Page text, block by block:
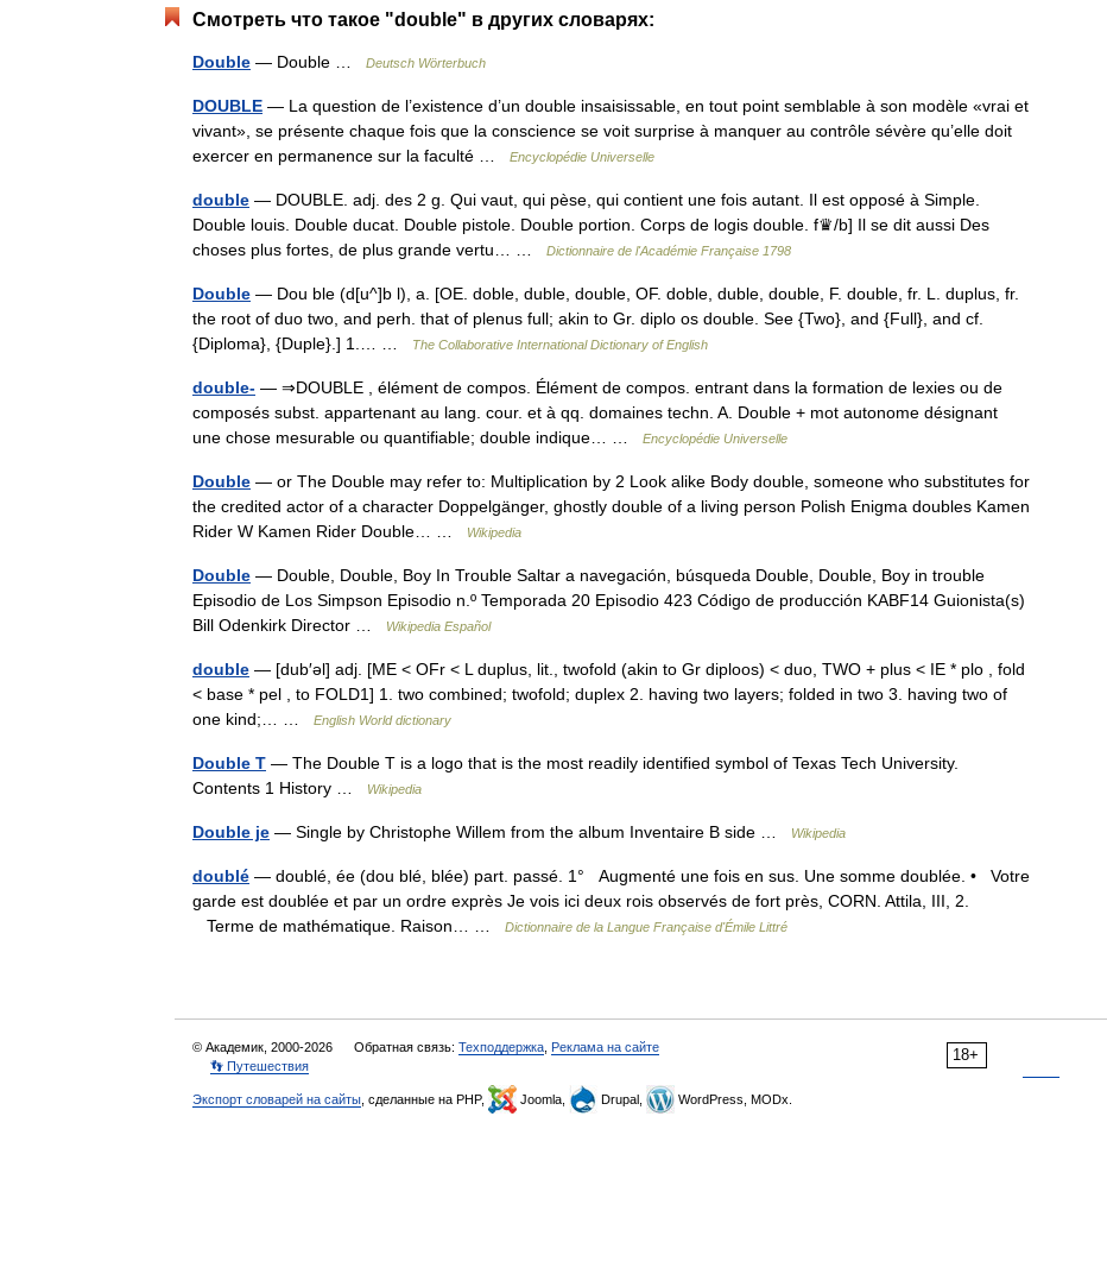
Смотреть что такое "double" в других словарях:
Double — Double … Deutsch Wörterbuch
DOUBLE — La question de l’existence d’un double insaisissable, en tout point semblable à son modèle «vrai et
vivant», se présente chaque fois que la conscience se voit surprise à manquer au contrôle sévère qu’elle doit
exercer en permanence sur la faculté …
Encyclopédie Universelle
double — DOUBLE. adj. des 2 g. Qui vaut, qui pèse, qui contient une fois autant. Il est opposé à Simple.
Double louis. Double ducat. Double pistole. Double portion. Corps de logis double. f♛/b] Il se dit aussi Des
choses plus fortes, de plus grande vertu… …
Dictionnaire de l'Académie Française 1798
Double — Dou ble (d[u^]b l), a. [OE. doble, duble, double, OF. doble, duble, double, F. double, fr. L. duplus, fr.
the root of duo two, and perh. that of plenus full; akin to Gr. diplo os double. See {Two}, and {Full}, and cf.
{Diploma}, {Duple}.] 1.… …
The Collaborative International Dictionary of English
double- — ⇒DOUBLE , élément de compos. Élément de compos. entrant dans la formation de lexies ou de
composés subst. appartenant au lang. cour. et à qq. domaines techn. A. Double + mot autonome désignant
une chose mesurable ou quantifiable; double indique… …
Encyclopédie Universelle
Double — or The Double may refer to: Multiplication by 2 Look alike Body double, someone who substitutes for
the credited actor of a character Doppelgänger, ghostly double of a living person Polish Enigma doubles Kamen
Rider W Kamen Rider Double… …
Wikipedia
Double — Double, Double, Boy In Trouble Saltar a navegación, búsqueda Double, Double, Boy in trouble
Episodio de Los Simpson Episodio n.º Temporada 20 Episodio 423 Código de producción KABF14 Guionista(s)
Bill Odenkirk Director …
Wikipedia Español
double — [dub′əl] adj. [ME < OFr < L duplus, lit., twofold (akin to Gr diploos) < duo, TWO + plus < IE * plo , fold
< base * pel , to FOLD1] 1. two combined; twofold; duplex 2. having two layers; folded in two 3. having two of
one kind;… …
English World dictionary
Double T — The Double T is a logo that is the most readily identified symbol of Texas Tech University.
Contents 1 History …
Wikipedia
Double je — Single by Christophe Willem from the album Inventaire B side … Wikipedia
doublé — doublé, ée (dou blé, blée) part. passé. 1° Augmenté une fois en sus. Une somme doublée. • Votre
garde est doublée et par un ordre exprès Je vois ici deux rois observés de fort près, CORN. Attila, III, 2.
Terme de mathématique. Raison… …
Dictionnaire de la Langue Française d'Émile Littré
18+
© Академик, 2000-2026 Обратная связь: Техподдержка Реклама на сайте
👣 Путешествия
Экспорт словарей на сайты , сделанные на PHP, Joomla, Drupal, WordPress, MODx.